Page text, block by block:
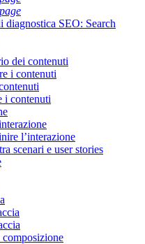
diagnostica SEO: Search
dei contenuti
i contenuti
i contenuti
l’interazione
scenari e user stories